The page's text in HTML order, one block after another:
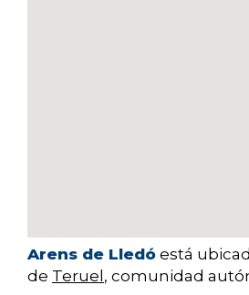
Arens de Lledó está
de Teruel , comunidad